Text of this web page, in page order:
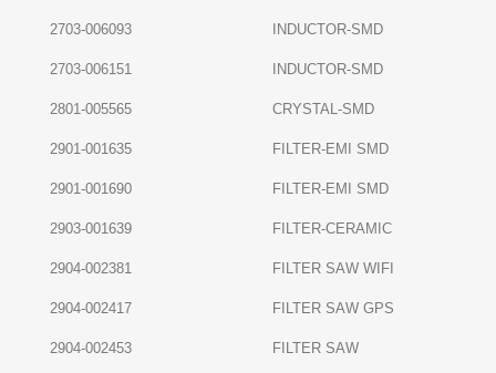
2703-006093 INDUCTOR-SMD
2703-006151 INDUCTOR-SMD
2801-005565 CRYSTAL-SMD
2901-001635 FILTER-EMI SMD
2901-001690 FILTER-EMI SMD
2903-001639 FILTER-CERAMIC
2904-002381 FILTER SAW WIFI
2904-002417 FILTER SAW GPS
2904-002453 FILTER SAW